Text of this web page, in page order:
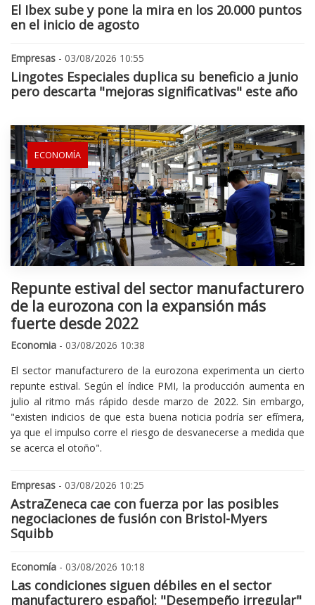
El Ibex sube y pone la mira en los 20.000 puntos
en el inicio de agosto
Empresas - 03/08/2026 10:55
Lingotes Especiales duplica su beneficio a junio
pero descarta "mejoras significativas" este año
ECONOMÍA
Repunte estival del sector manufacturero
de la eurozona con la expansión más
fuerte desde 2022
Economia - 03/08/2026 10:38
El sector manufacturero de la eurozona experimenta un cierto
repunte estival. Según el índice PMI, la producción aumenta en
julio al ritmo más rápido desde marzo de 2022. Sin embargo,
"existen indicios de que esta buena noticia podría ser efímera,
ya que el impulso corre el riesgo de desvanecerse a medida que
se acerca el otoño".
Empresas - 03/08/2026 10:25
AstraZeneca cae con fuerza por las posibles
negociaciones de fusión con Bristol-Myers
Squibb
Economía - 03/08/2026 10:18
Las condiciones siguen débiles en el sector
manufacturero español: "Desempeño irregular"